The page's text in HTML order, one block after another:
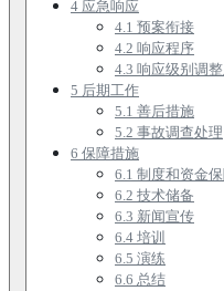
4 应急响应
4.1 预案衔接
4.2 响应程序
4.3 响应级别调
5 后期工作
5.1 善后措施
5.2 事故调查处理
6 保障措施
6.1 制度和资金
6.2 技术储备
6.3 新闻宣传
6.4 培训
6.5 演练
6.6 总结